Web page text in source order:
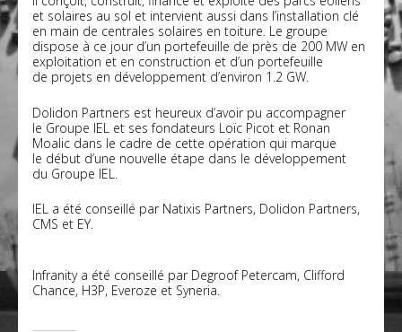
et solaires au sol et intervient aussi dans l’installation clé
en main de centrales solaires en toiture. Le groupe
dispose à ce jour d’un portefeuille de près de 200 MW en
exploitation et en construction et d’un portefeuille
de projets en développement d’environ 1.2 GW.
Dolidon Partners est heureux d’avoir pu accompagner
le Groupe IEL et ses fondateurs Loïc Picot et Ronan
Moalic dans le cadre de cette opération qui marque
le début d’une nouvelle étape dans le développement
du Groupe IEL.
IEL a été conseillé par Natixis Partners, Dolidon Partners,
CMS et EY.
Infranitya été conseillé par Degroof Petercam, Clifford
Chance, H3P, Everoze et Syneria.